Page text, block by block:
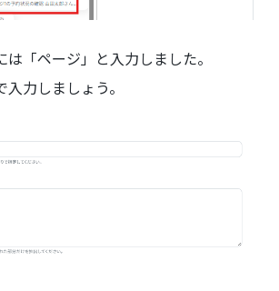
「ページ」と入力しました。
力しましょう。